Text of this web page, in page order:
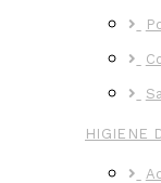
HIGIENE